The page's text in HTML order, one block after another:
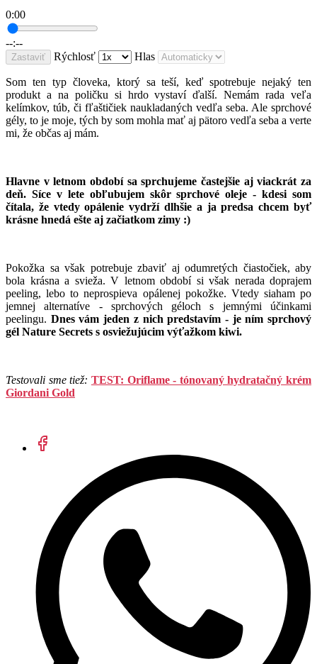
0:00
--:--
Zastaviť Rýchlosť Hlas
Som ten typ človeka, ktorý sa teší, keď spotrebuje nejaký ten
produkt a na poličku si hrdo vystaví ďalší. Nemám rada veľa
kelímkov, túb, či fľaštičiek naukladaných vedľa seba. Ale sprchové
gély, to je moje, tých by som mohla mať aj pätoro vedľa seba a verte
mi, že občas aj mám.
Hlavne v letnom období sa sprchujeme častejšie aj viackrát za
deň. Síce v lete obľubujem skôr sprchové oleje - kdesi som
čítala, že vtedy opálenie vydrží dlhšie a ja predsa chcem byť
krásne hnedá ešte aj začiatkom zimy :)
Pokožka sa však potrebuje zbaviť aj odumretých čiastočiek, aby
bola krásna a svieža. V letnom období si však nerada doprajem
peeling, lebo to neprospieva opálenej pokožke. Vtedy siaham po
jemnej alternatíve - sprchových géloch s jemnými účinkami
peelingu. Dnes vám jeden z nich predstavím - je ním sprchový
gél Nature Secrets s osviežujúcim výťažkom kiwi.
Testovali sme tiež: TEST: Oriflame - tónovaný hydratačný krém
Giordani Gold